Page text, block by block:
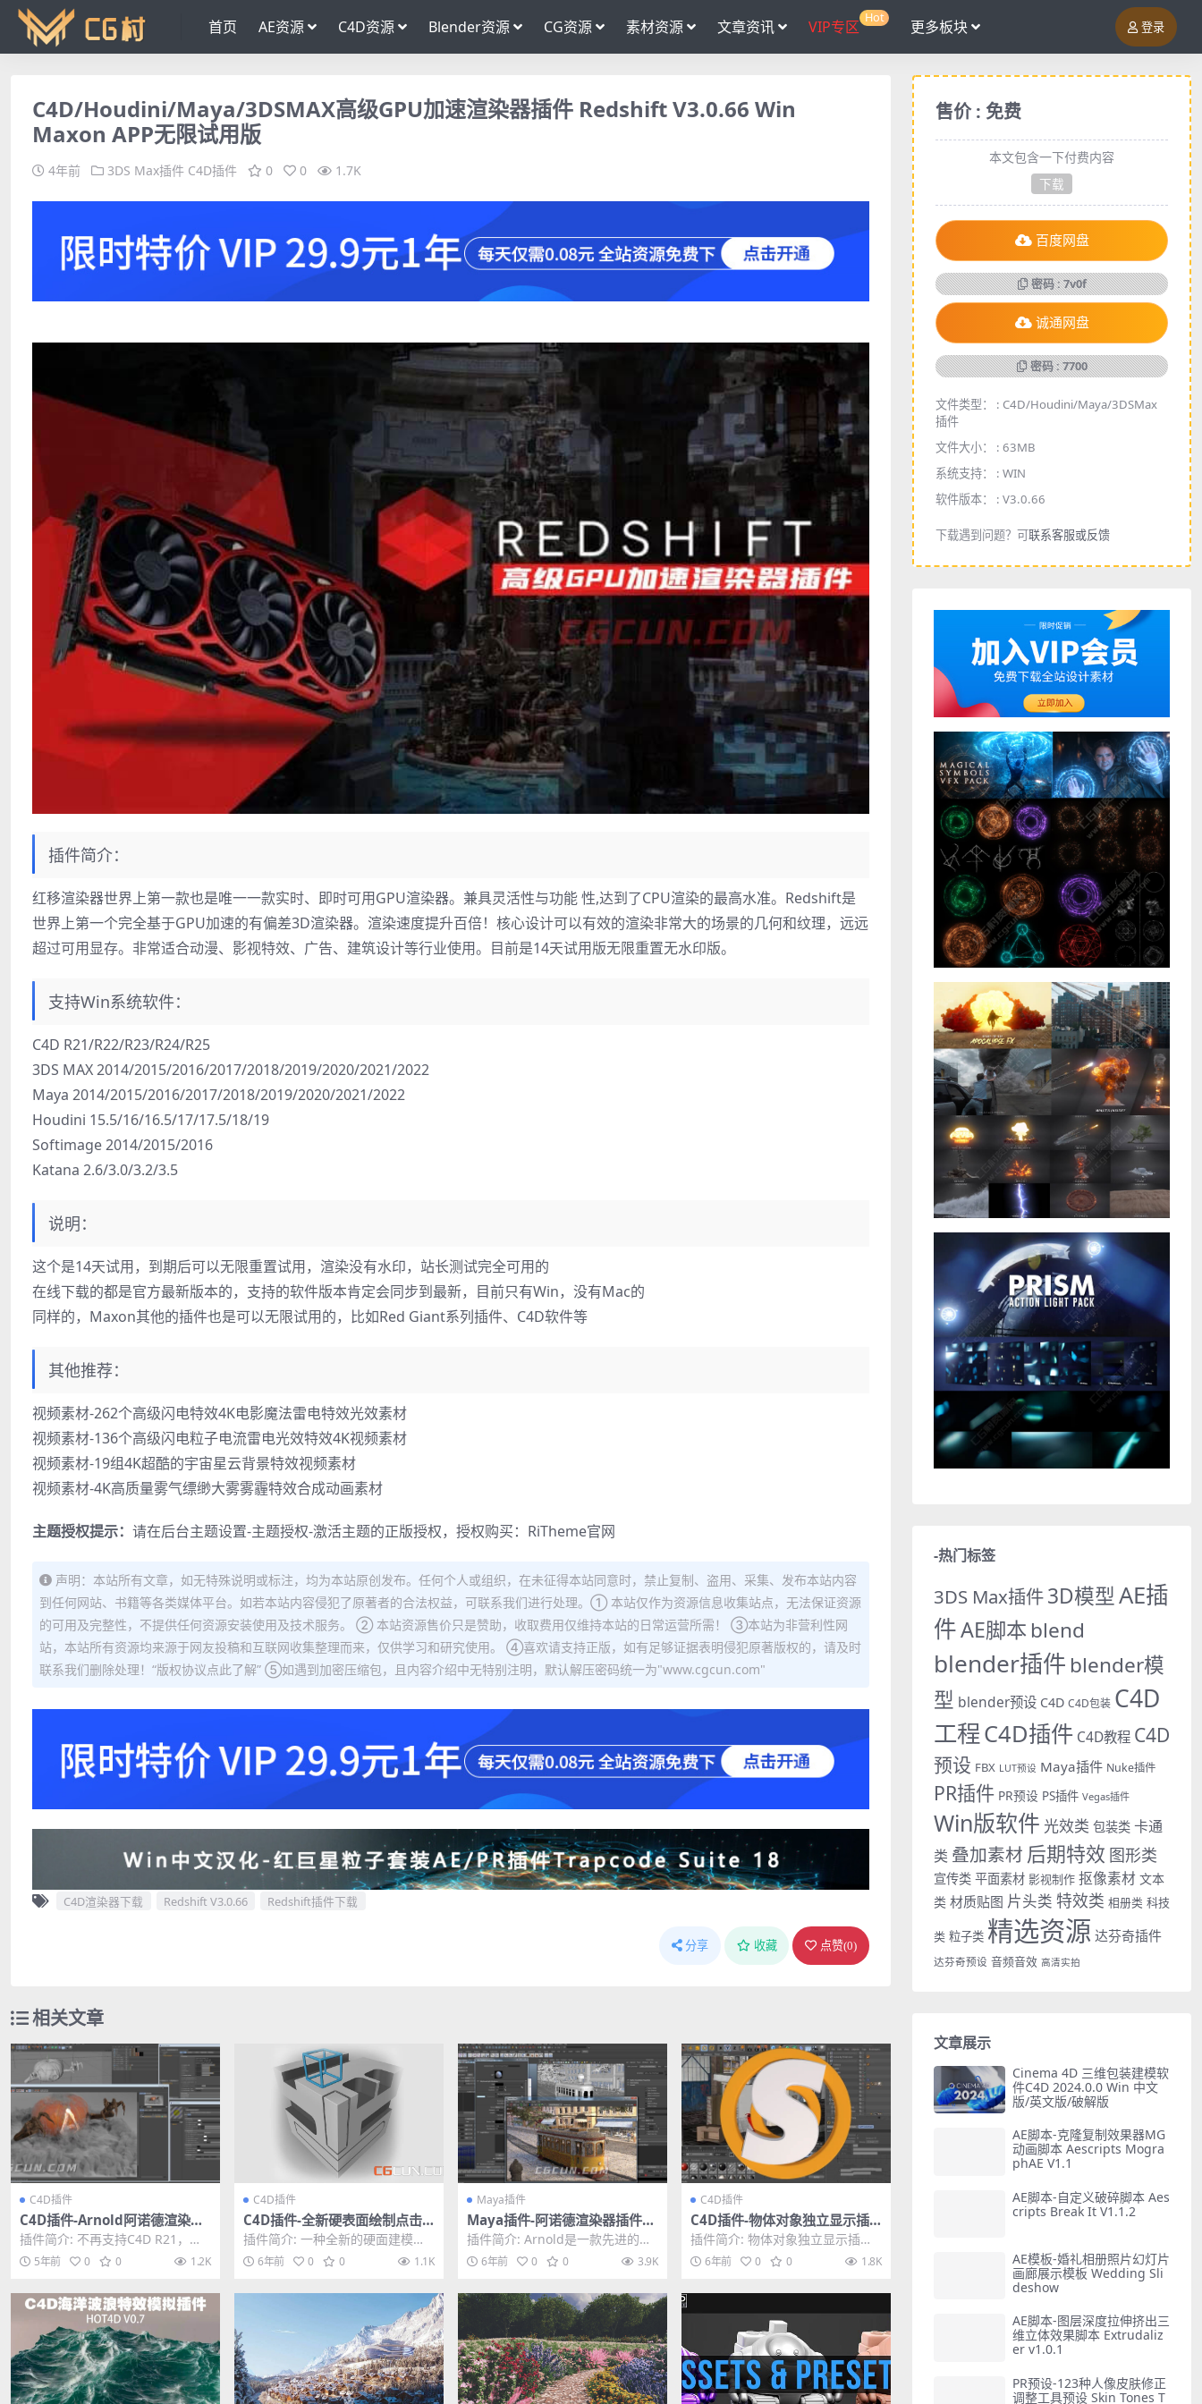
首页 AE资源 C4D资源 Blender资源 CG资源 素材资源 文章资讯 VIP专区 Hot 更多板块 登录
C4D/Houdini/Maya/3DSMAX高级GPU加速渲染器插件 Redshift V3.0.66 Win
Maxon APP无限试用版
4年前 3DS Max插件 C4D插件 0 0 1.7K
插件简介：
红移渲染器世界上第一款也是唯一一款实时、即时可用GPU渲染器。兼具灵活性与功能 性,达到了CPU渲染的最高水准。Redshift是
世界上第一个完全基于GPU加速的有偏差3D渲染器。渲染速度提升百倍！核心设计可以有效的渲染非常大的场景的几何和纹理，远远
超过可用显存。非常适合动漫、影视特效、广告、建筑设计等行业使用。目前是14天试用版无限重置无水印版。
支持Win系统软件：
C4D R21/R22/R23/R24/R25
3DS MAX 2014/2015/2016/2017/2018/2019/2020/2021/2022
Maya 2014/2015/2016/2017/2018/2019/2020/2021/2022
Houdini 15.5/16/16.5/17/17.5/18/19
Softimage 2014/2015/2016
Katana 2.6/3.0/3.2/3.5
说明：
这个是14天试用，到期后可以无限重置试用，渲染没有水印，站长测试完全可用的
在线下载的都是官方最新版本的，支持的软件版本肯定会同步到最新，目前只有Win，没有Mac的
同样的，Maxon其他的插件也是可以无限试用的，比如Red Giant系列插件、C4D软件等
其他推荐：
视频素材-262个高级闪电特效4K电影魔法雷电特效光效素材
视频素材-136个高级闪电粒子电流雷电光效特效4K视频素材
视频素材-19组4K超酷的宇宙星云背景特效视频素材
视频素材-4K高质量雾气缥缈大雾雾霾特效合成动画素材
主题授权提示： 请在后台主题设置-主题授权-激活主题的正版授权，授权购买： RiTheme官网
声明：本站所有文章，如无特殊说明或标注，均为本站原创发布。任何个人或组织，在未征得本站同意时，禁止复制、盗用、采集、发布本站内容
到任何网站、书籍等各类媒体平台。如若本站内容侵犯了原著者的合法权益，可联系我们进行处理。① 本站仅作为资源信息收集站点，无法保证资源
的可用及完整性，不提供任何资源安装使用及技术服务。 ② 本站资源售价只是赞助，收取费用仅维持本站的日常运营所需！ ③本站为非营利性网
站，本站所有资源均来源于网友投稿和互联网收集整理而来，仅供学习和研究使用。 ④喜欢请支持正版，如有足够证据表明侵犯原著版权的，请及时
联系我们删除处理！“版权协议点此了解” ⑤如遇到加密压缩包，且内容介绍中无特别注明，默认解压密码统一为"www.cgcun.com"
C4D渲染器下载 Redshift V3.0.66 Redshift插件下载
分享 收藏 点赞(0)
相关文章
C4D插件
C4D插件-Arnold阿诺德渲染器
SolidAngle C4DtoA 3.3.8 Win
替换破解版
插件简介: 不再支持C4D R21，增
加支持C4D R25，核心版本为Arno
l... 5年前 0 0 1.2K
C4D插件
C4D插件-全新硬表面绘制点击
建模插件 Nitro4D NitroBoxTo
ol v1.07
插件简介: 一种全新的硬面建模方
式，可以随意绘制点击建模，可以
应用于克隆、镜像、...
6年前 0 0 1.1K
Maya插件
Maya插件-阿诺德渲染器插件So
lid Angle Maya To Arnold 4.
1.0 Win替换破解版
插件简介: Arnold是一款先进的蒙
特卡罗光线追踪渲染器，专为特征
长度动画和视...
6年前 0 0 3.9K
C4D插件
C4D插件-物体对象独立显示插
件 Nitro4D NitroSolo v1.07
Win/Mac
插件简介: 物体对象独立显示插件
Nitro4D NitroSolo v1.07...
6年前 0 0 1.8K
售价 : 免费
本文包含一下付费内容
下载
百度网盘
密码 : 7v0f
诚通网盘
密码 : 7700
文件类型： : C4D/Houdini/Maya/3DSMax
插件
文件大小： : 63MB
系统支持： : WIN
软件版本： : V3.0.66
下载遇到问题？可联系客服或反馈
-热门标签
3DS Max插件3D模型AE插
件AE脚本 blend
blender插件 blender模
型 blender预设 C4D C4D包装 C4D
工程C4D插件 C4D教程 C4D
预设 FBX LUT预设 Maya插件 Nuke插件
PR插件 PR预设 PS插件 Vegas插件
Win版软件 光效类 包装类 卡通
类 叠加素材 后期特效 图形类
宣传类 平面素材 影视制作 抠像素材 文本
类 材质贴图 片头类 特效类 相册类 科技
类 粒子类 精选资源 达芬奇插件
达芬奇预设 音频音效 高清实拍
文章展示
Cinema 4D 三维包装建模软
件C4D 2024.0.0 Win 中文
版/英文版/破解版
AE脚本-克隆复制效果器MG
动画脚本 Aescripts Mogra
phAE V1.1
AE脚本-自定义破碎脚本 Aes
cripts Break It V1.1.2
AE模板-婚礼相册照片幻灯片
画廊展示模板 Wedding Sli
deshow
AE脚本-图层深度拉伸挤出三
维立体效果脚本 Extrudaliz
er v1.0.1
PR预设-123种人像皮肤修正
调整工具预设 Skin Tones T